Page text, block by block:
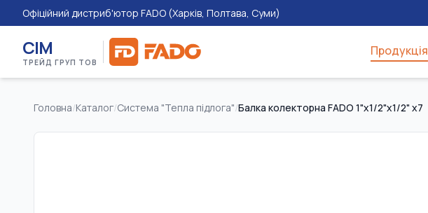
Офіційний дистриб'ютор FADO (Харків, Полтава, Суми)
СІМ
ТРЕЙД ГРУП ТОВ
Продукція
Головна/Каталог/Система "Тепла підлога"/Балка колекторна FADO 1"x1/2"x1/2" x7